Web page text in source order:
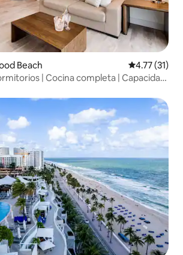
Beach Calificación
4.77 (31)
| Cocina completa | Capacidad